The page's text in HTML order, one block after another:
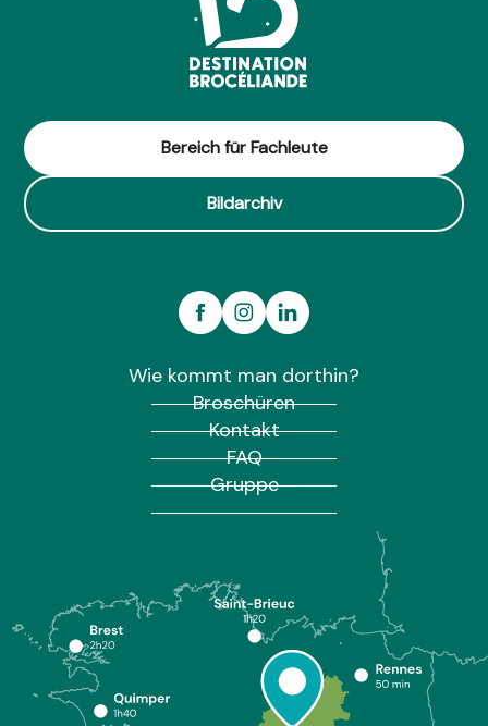
Bereich für Fachleute
Bildarchiv
Wie kommt man dorthin?
Broschüren
Kontakt
FAQ
Gruppe